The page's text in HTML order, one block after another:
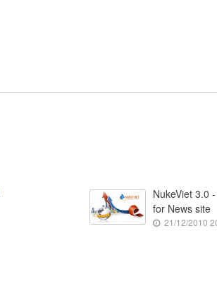
NukeViet 3.0
for News site
21/12/2010